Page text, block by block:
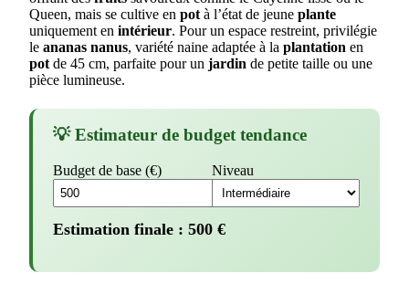
Queen, mais se cultive en pot à l’état de jeune plante
uniquement en intérieur. Pour un espace restreint, privilégie
le ananas nanus, variété naine adaptée à la plantation en
pot de 45 cm, parfaite pour un jardin de petite taille ou une
pièce lumineuse.
💡 Estimateur de budget tendance
Budget de base (€) Niveau
Estimation finale : 500 €